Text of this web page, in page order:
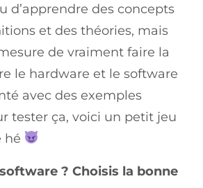
d’apprendre des concepts
et des théories, mais
de vraiment faire la
le hardware et le software
avec des exemples
tester ça, voici un petit jeu
hé
? Choisis la bonne